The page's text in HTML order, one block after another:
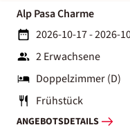
Alp Pasa Charme
2026-10-17 - 2026-
2 Erwachsene
Doppelzimmer (D)
Frühstück
ANGEBOTSDETAILS